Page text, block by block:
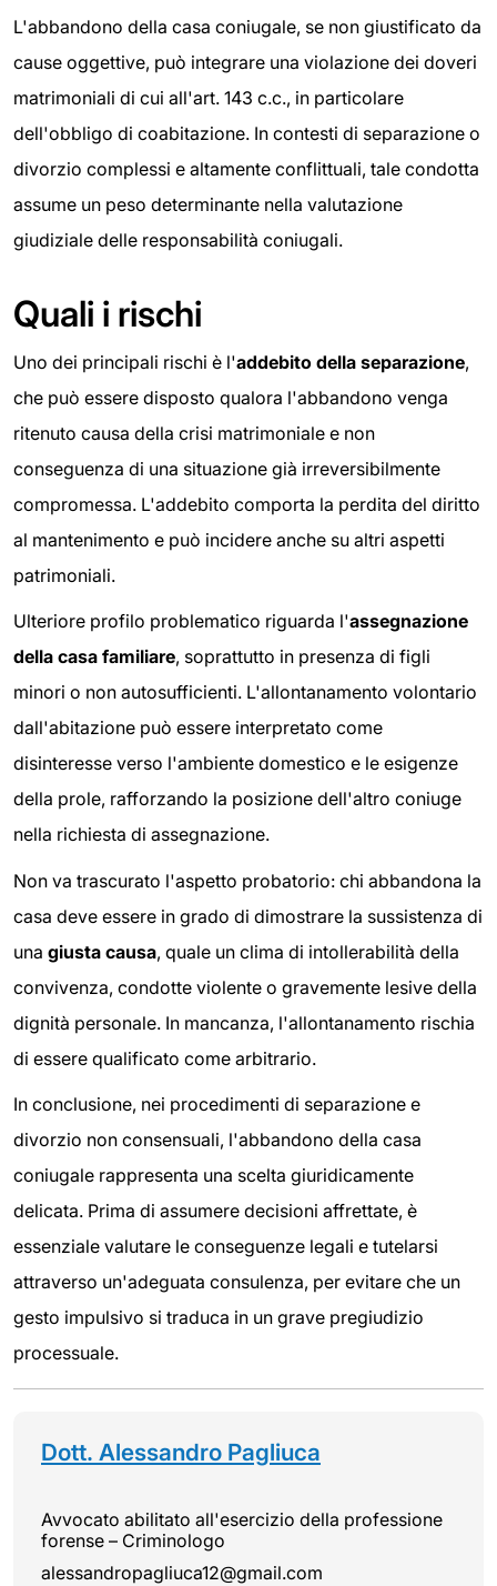
L'abbandono della casa coniugale, se non giustificato da
cause oggettive, può integrare una violazione dei doveri
matrimoniali di cui all'art. 143 c.c., in particolare
dell'obbligo di coabitazione. In contesti di separazione o
divorzio complessi e altamente conflittuali, tale condotta
assume un peso determinante nella valutazione
giudiziale delle responsabilità coniugali.
Quali i rischi
Uno dei principali rischi è l'addebito della separazione,
che può essere disposto qualora l'abbandono venga
ritenuto causa della crisi matrimoniale e non
conseguenza di una situazione già irreversibilmente
compromessa. L'addebito comporta la perdita del diritto
al mantenimento e può incidere anche su altri aspetti
patrimoniali.
Ulteriore profilo problematico riguarda l'assegnazione
della casa familiare, soprattutto in presenza di figli
minori o non autosufficienti. L'allontanamento volontario
dall'abitazione può essere interpretato come
disinteresse verso l'ambiente domestico e le esigenze
della prole, rafforzando la posizione dell'altro coniuge
nella richiesta di assegnazione.
Non va trascurato l'aspetto probatorio: chi abbandona la
casa deve essere in grado di dimostrare la sussistenza di
una giusta causa, quale un clima di intollerabilità della
convivenza, condotte violente o gravemente lesive della
dignità personale. In mancanza, l'allontanamento rischia
di essere qualificato come arbitrario.
In conclusione, nei procedimenti di separazione e
divorzio non consensuali, l'abbandono della casa
coniugale rappresenta una scelta giuridicamente
delicata. Prima di assumere decisioni affrettate, è
essenziale valutare le conseguenze legali e tutelarsi
attraverso un'adeguata consulenza, per evitare che un
gesto impulsivo si traduca in un grave pregiudizio
processuale.
Dott. Alessandro Pagliuca
Avvocato abilitato all'esercizio della professione
forense – Criminologo
alessandropagliuca12@gmail.com